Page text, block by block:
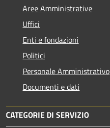
Aree Amministrative
Uffici
Enti e fondazioni
Politici
Personale Amministrativo
Documenti e dati
CATEGORIE DI SERVIZIO